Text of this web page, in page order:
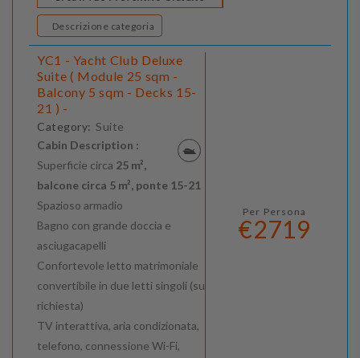
Descrizione categoria
YC1 - Yacht Club Deluxe
Suite ( Module 25 sqm -
Balcony 5 sqm - Decks 15-
21 ) -
Category: Suite
Cabin Description :
Superficie circa 25 m²,
balcone circa 5 m², ponte 15-21
Spazioso armadio
Bagno con grande doccia e
asciugacapelli
Confortevole letto matrimoniale
convertibile in due letti singoli (su
richiesta)
TV interattiva, aria condizionata,
telefono, connessione Wi-Fi,
Per Persona
€2719